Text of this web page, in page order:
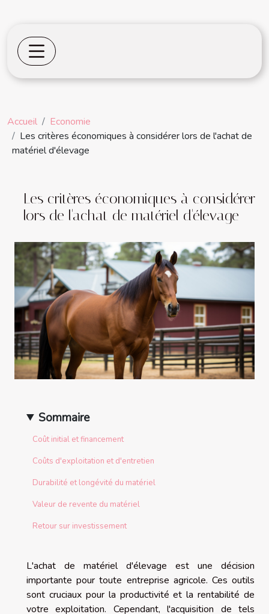
Accueil
Economie
Les critères économiques à considérer lors de l'achat de
matériel d'élevage
Les critères économiques à considérer
lors de l'achat de matériel d'élevage
Sommaire
Coût initial et financement
Coûts d'exploitation et d'entretien
Durabilité et longévité du matériel
Valeur de revente du matériel
Retour sur investissement
L'achat de matériel d'élevage est une décision
importante pour toute entreprise agricole. Ces outils
sont cruciaux pour la productivité et la rentabilité de
votre exploitation. Cependant, l'acquisition de tels